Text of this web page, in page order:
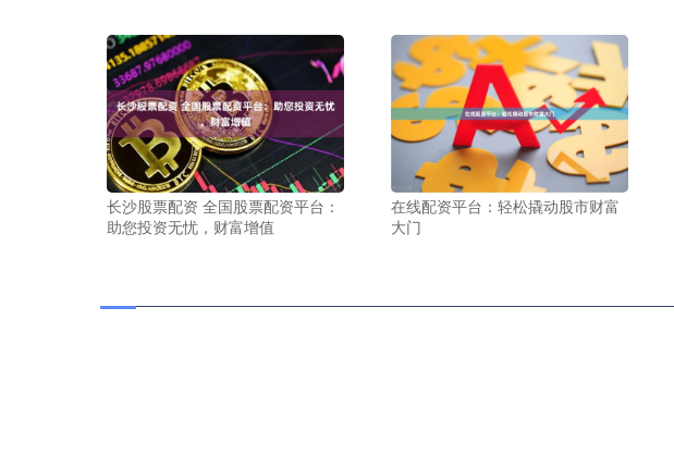
长沙股票配资 全国股票配资平台：
助您投资无忧，财富增值
在线配资平台：轻松撬动股市财富
大门